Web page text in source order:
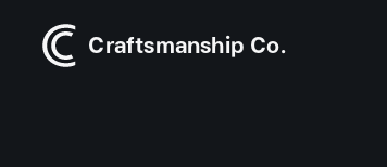
Craftsmanship Co.